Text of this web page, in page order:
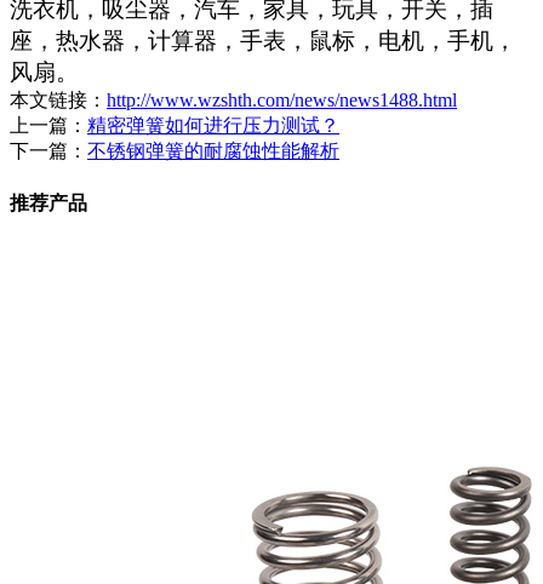
洗衣机，吸尘器，汽车，家具，玩具，开关，插
座，热水器，计算器，手表，鼠标，电机，手机，
风扇。
本文链接： http://www.wzshth.com/news/news1488.html
上一篇： 精密弹簧如何进行压力测试？
下一篇： 不锈钢弹簧的耐腐蚀性能解析
推荐产品